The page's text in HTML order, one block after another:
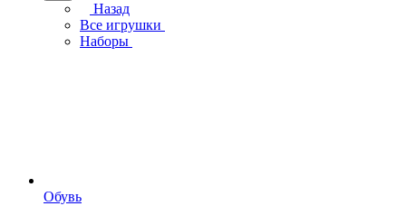
Назад
Все игрушки
Наборы
Обувь